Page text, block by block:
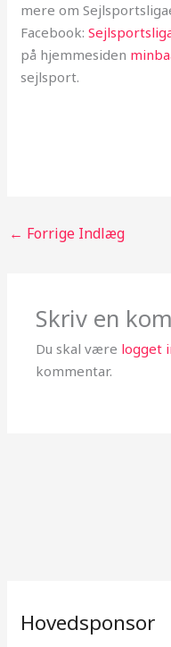
mere om
Facebook:
på hjemmesiden
sejlsport.
← Forrige Indlæg
Skriv en
Du skal være logget
kommentar.
Hovedsponsor